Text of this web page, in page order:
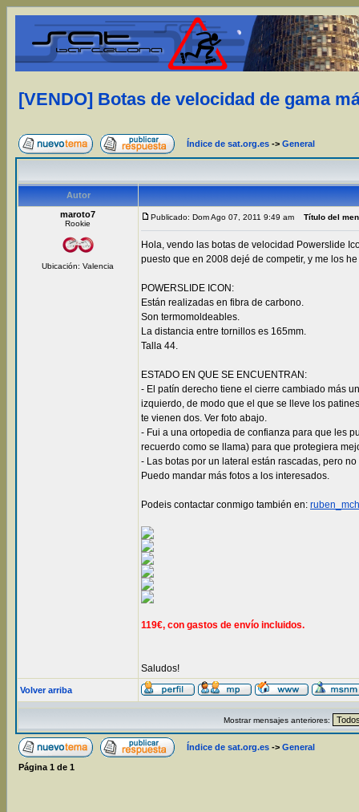
[VENDO] Botas de velocidad de gama
Índice de sat.org.es -> General
Autor
maroto7
Rookie
Ubicación: Valencia
Publicado: Dom Ago 07, 2011 9:49 am Título del
Hola, vendo las botas de velocidad Powerslide
puesto que en 2008 dejé de competir, y me los
POWERSLIDE ICON:
Están realizadas en fibra de carbono.
Son termomoldeables.
La distancia entre tornillos es 165mm.
Talla 44.
ESTADO EN QUE SE ENCUENTRAN:
- El patín derecho tiene el cierre cambiado más
izquierdo, de modo que el que se lleve los
te vienen dos. Ver foto abajo.
- Fui a una ortopedia de confianza para que les
recuerdo como se llama) para que protegiera
- Las botas por un lateral están rascadas, pero
Puedo mandar más fotos a los interesados.
Podeis contactar conmigo también en:
119€, con gastos de envío incluidos.
Saludos!
Volver arriba
Mostrar mensajes anteriores:
Índice de sat.org.es -> General
Página 1 de 1